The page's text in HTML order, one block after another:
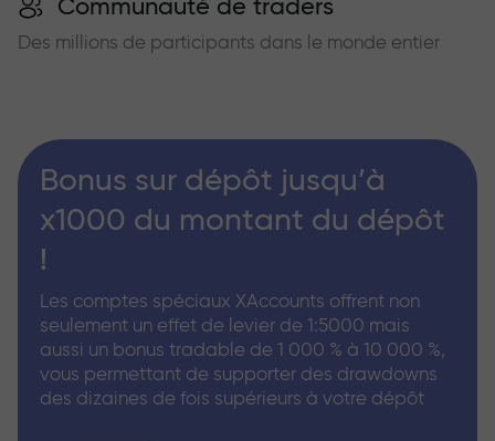
Communauté de traders
Des millions de participants dans le monde entier
Bonus sur dépôt jusqu’à
x1000 du montant du dépôt
!
Les comptes spéciaux XAccounts offrent non
seulement un effet de levier de 1:5000 mais
aussi un bonus tradable de 1 000 % à 10 000 %,
vous permettant de supporter des drawdowns
des dizaines de fois supérieurs à votre dépôt